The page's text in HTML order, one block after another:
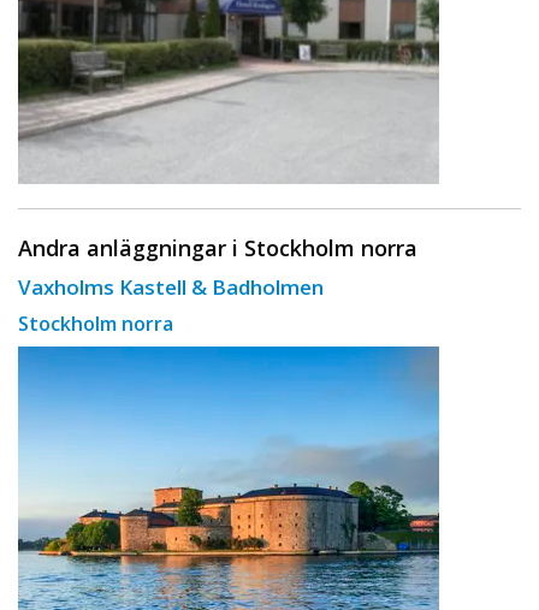
Andra anläggningar i Stockholm norra
Vaxholms Kastell & Badholmen
Stockholm norra